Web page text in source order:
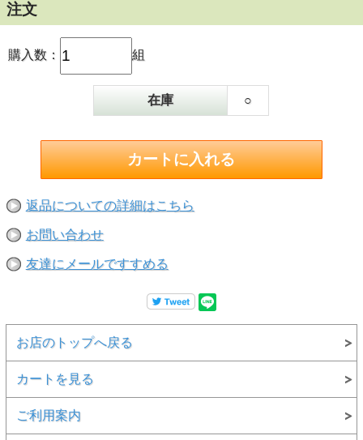
注文
購入数： 組
在庫 ○
返品についての詳細はこちら
お問い合わせ
友達にメールですすめる
お店のトップへ戻る
カートを見る
ご利用案内